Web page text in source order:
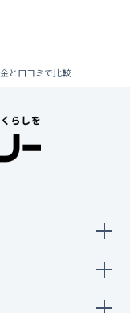
と口コミで比較